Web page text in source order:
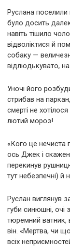
Руслана поселили
було досить
навіть тішило
відволіктися й
собаку —
відлюдькувато,
Уночі його
стрибав на
смерті не
лютий мороз!
«Кого це нечиста
ось Джек і
перекинув
тут небезпечні) й
Руслан виглянув
губи синюшні, очі
тюремний ватник,
він. «Мертва, чи
всіх